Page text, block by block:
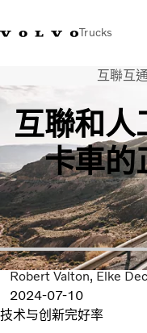
Trucks
WhatsApp 3713 1738售服專
運輸解決方案
服務
尋找經銷商
News
關於我們
聯絡我們
IAL 電子報
下載專區
互聯互
互聯和人
卡車的
Robert Valton Elke
2024-07-10
技术与创新完好率